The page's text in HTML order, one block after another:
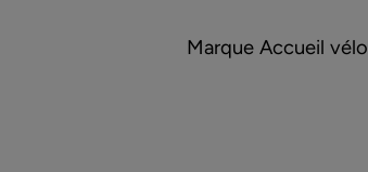
Marque Accueil vélo